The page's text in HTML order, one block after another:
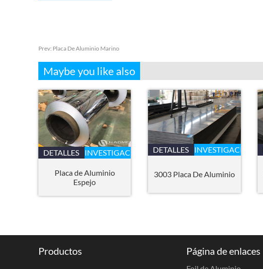
Prev: Placa De Aluminio Marino
Maybe you like also
DETALLES INVESTIGACIÓN
Placa de Aluminio
Espejo
DETALLES INVESTIGACIÓN
3003 Placa De Aluminio
Productos Página de enlaces